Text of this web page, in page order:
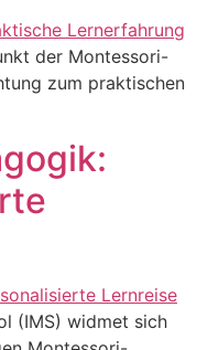
der Montessori-
zum praktischen
(IMS) widmet sich